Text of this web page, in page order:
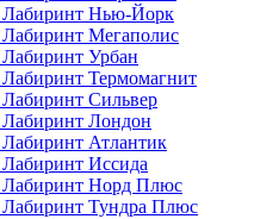
Лабиринт Нью-Йорк
Мегаполис
Урбан
Термомагнит
Сильвер
Лондон
Атлантик
Иссида
Лабиринт Норд Плюс
Тундра Плюс